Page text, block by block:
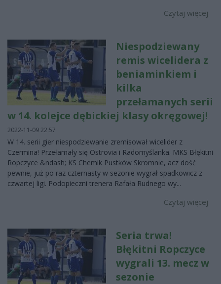
Czytaj więcej
Niespodziewany
remis wicelidera z
beniaminkiem i
kilka
przełamanych serii
w 14. kolejce dębickiej klasy okręgowej!
2022-11-09 22:57
W 14. serii gier niespodziewanie zremisował wicelider z
Czermina! Przełamały się Ostrovia i Radomyślanka. MKS Błękitni
Ropczyce &ndash; KS Chemik Pustków Skromnie, acz dość
pewnie, już po raz czternasty w sezonie wygrał spadkowicz z
czwartej ligi. Podopieczni trenera Rafała Rudnego wy...
Czytaj więcej
Seria trwa!
Błękitni Ropczyce
wygrali 13. mecz w
sezonie